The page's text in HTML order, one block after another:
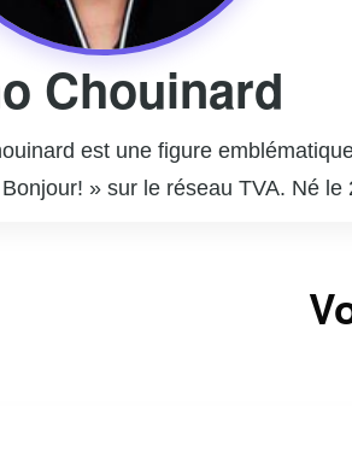
Chouinard
est une figure
» sur le réseau TVA. Né
il est également impliqué dans